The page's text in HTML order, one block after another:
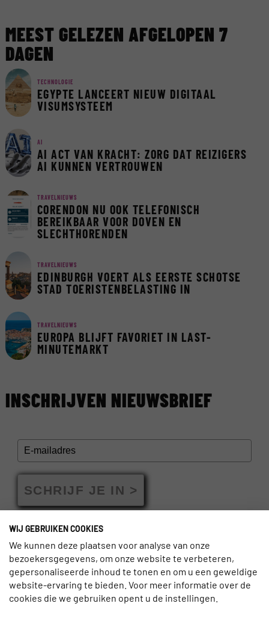
MEEST GELEZEN AFGELOPEN 7
DAGEN
TECHNOLOGIE
EGYPTE LANCEERT NIEUW DIGITAAL
VISUMSYSTEEM
AI
AI ACT VAN KRACHT: ZORG DAT REIZIGERS
AI KUNNEN VERTROUWEN
TRAVELNIEUWS
CORENDON NU OOK TELEFONISCH
BEREIKBAAR VOOR DOVEN EN
SLECHTHORENDEN
TRAVELNIEUWS
EDINBURGH VOERT ALS EERSTE SCHOTSE
STAD TOERISTENBELASTING IN
TRAVELNIEUWS
EUROPA BLIJFT FAVORIET IN LAST-
MINUTEMARKT
INSCHRIJVEN NIEUWSBRIEF
SCHRIJF JE IN >
GERELATEERDE BERICHTEN
WIJ GEBRUIKEN COOKIES
We kunnen deze plaatsen voor analyse van onze
bezoekersgegevens, om onze website te verbeteren,
gepersonaliseerde inhoud te tonen en om u een geweldige
website-ervaring te bieden. Voor meer informatie over de
cookies die we gebruiken opent u de instellingen.